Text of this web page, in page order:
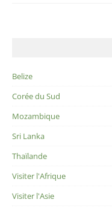
Belize
Corée du Sud
Mozambique
Sri Lanka
Thaïlande
Visiter l'Afrique
Visiter l'Asie